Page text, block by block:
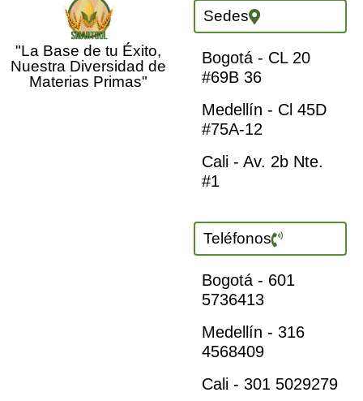
"La Base de tu Éxito,
Nuestra Diversidad de
Materias Primas"
Sedes
Bogotá - CL 20
#69B 36
Medellín - Cl 45D
#75A-12
Cali - Av. 2b Nte.
#1
Teléfonos
Bogotá - 601
5736413
Medellín - 316
4568409
Cali - 301 5029279